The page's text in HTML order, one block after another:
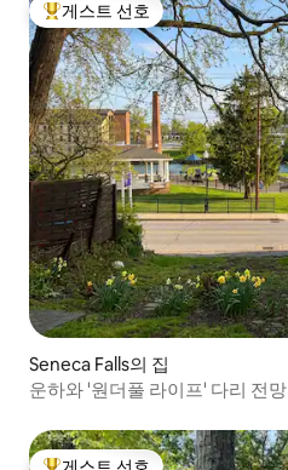
상위 게스트 선호
게스트 선호
Seneca Falls의 집
운하와 '원더풀 라이프' 다리 전망